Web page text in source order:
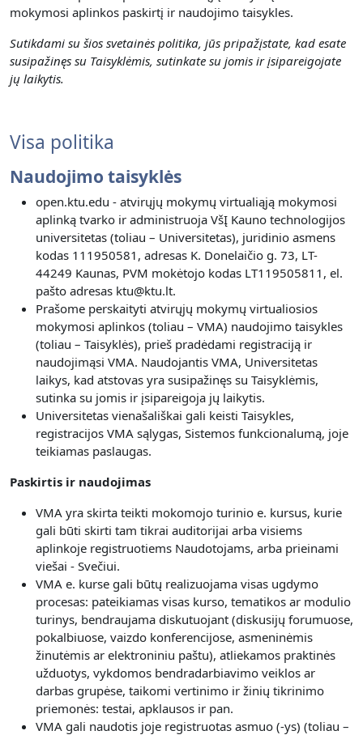
mokymosi aplinkos paskirtį ir naudojimo taisykles.
Sutikdami su šios svetainės politika, jūs pripažįstate, kad esate
susipažinęs su Taisyklėmis, sutinkate su jomis ir įsipareigojate
jų laikytis.
Visa politika
Naudojimo taisyklės
open.ktu.edu - atvirųjų mokymų virtualiąją mokymosi
aplinką tvarko ir administruoja VšĮ Kauno technologijos
universitetas (toliau – Universitetas), juridinio asmens
kodas 111950581, adresas K. Donelaičio g. 73, LT-
44249 Kaunas, PVM mokėtojo kodas LT119505811, el.
pašto adresas ktu@ktu.lt.
Prašome perskaityti atvirųjų mokymų virtualiosios
mokymosi aplinkos (toliau – VMA) naudojimo taisykles
(toliau – Taisyklės), prieš pradėdami registraciją ir
naudojimąsi VMA. Naudojantis VMA, Universitetas
laikys, kad atstovas yra susipažinęs su Taisyklėmis,
sutinka su jomis ir įsipareigoja jų laikytis.
Universitetas vienašališkai gali keisti Taisykles,
registracijos VMA sąlygas, Sistemos funkcionalumą, joje
teikiamas paslaugas.
Paskirtis ir naudojimas
VMA yra skirta teikti mokomojo turinio e. kursus, kurie
gali būti skirti tam tikrai auditorijai arba visiems
aplinkoje registruotiems Naudotojams, arba prieinami
viešai - Svečiui.
VMA e. kurse gali būtų realizuojama visas ugdymo
procesas: pateikiamas visas kurso, tematikos ar modulio
turinys, bendraujama diskutuojant (diskusijų forumuose,
pokalbiuose, vaizdo konferencijose, asmeninėmis
žinutėmis ar elektroniniu paštu), atliekamos praktinės
užduotys, vykdomos bendradarbiavimo veiklos ar
darbas grupėse, taikomi vertinimo ir žinių tikrinimo
priemonės: testai, apklausos ir pan.
VMA gali naudotis joje registruotas asmuo (-ys) (toliau –